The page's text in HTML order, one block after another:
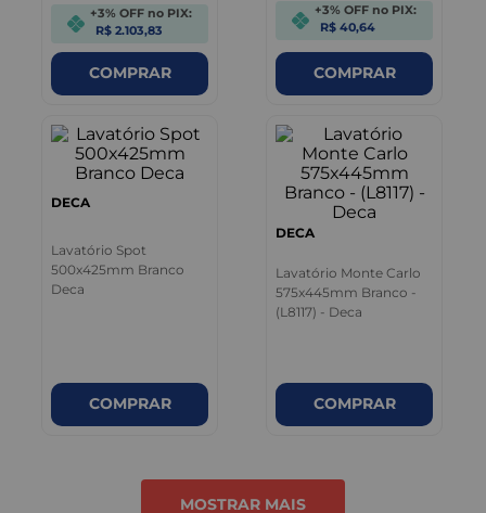
+3% OFF no PIX:
R$ 2.103,83
COMPRAR
+3% OFF no PIX:
R$ 40,64
COMPRAR
DECA
Lavatório Spot
500x425mm Branco
Deca
COMPRAR
DECA
Lavatório Monte Carlo
575x445mm Branco -
(L8117) - Deca
COMPRAR
MOSTRAR MAIS